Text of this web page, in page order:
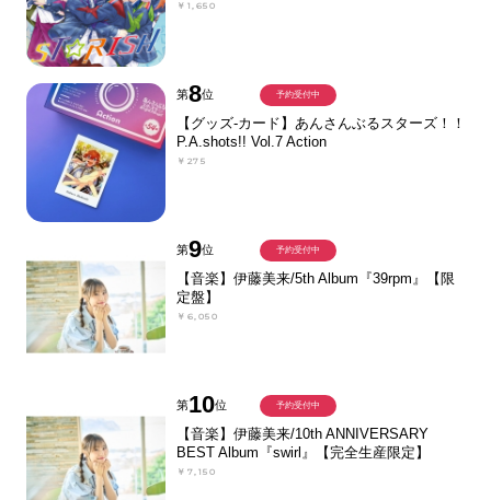
￥1,650
第8位
【グッズ-カード】あんさんぶるスターズ！！
P.A.shots!! Vol.7 Action
￥275
予約受付中
第9位
【音楽】伊藤美来/5th Album『39rpm』【限
定盤】
￥6,050
予約受付中
第10位
【音楽】伊藤美来/10th ANNIVERSARY
BEST Album『swirl』【完全生産限定】
￥7,150
予約受付中